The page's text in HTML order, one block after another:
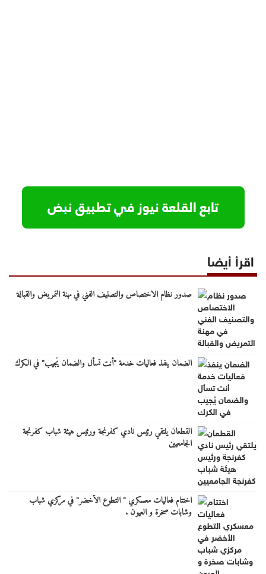
اقرأ أيضا
صدور نظام الاختصاص والتصنيف الفني في مهنة التمريض والقبالة
الضمان ينفذ فعاليات خدمة "أنت تسأل والضمان يُجيب" في الكرك
القطعان يلتقي رئيس نادي كفرنجة ورئيس هيئة شباب كفرنجة
الجامعيين
اختتام فعاليات معسكري " التطوع الأخضر" في مركزي شباب
وشابات صخرة و العيون .